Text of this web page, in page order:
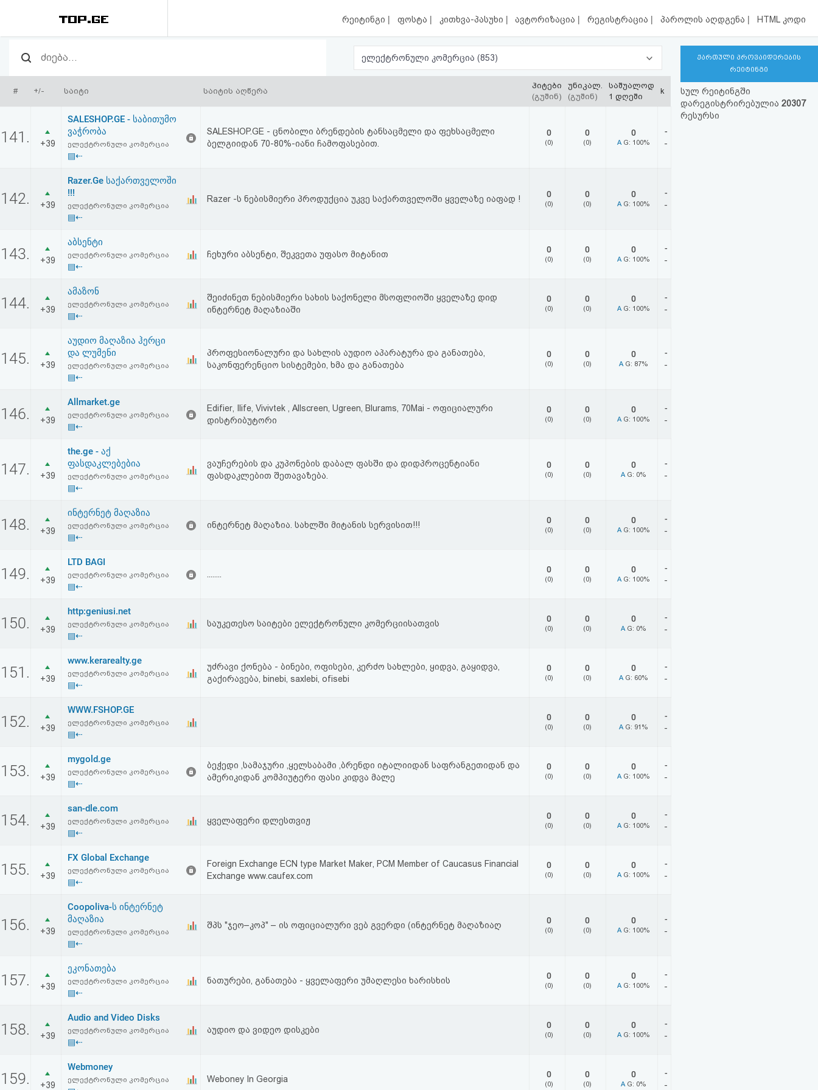
რეიტინგი | ფოსტა | კითხვა-პასუხი | ავტორიზაცია | რეგისტრაცია | პაროლის აღდგენა | HTML კოდი
რეიტინგი
(მთავარი)
ფოსტა
კითხვა-
ავტორიზაცია
პაროლის
HTML
სალიცენზიო
და
ელექტრონული კომერცია (853)
# +/- საიტი საიტის აღწერა
ჰიტები
(გუშინ)
უნიკალ.
(გუშინ)
საშუალოდ
1 დღეში
k
141. +39
SALESHOP.GE - საბითუმო
ვაჭრობა
ელექტრონული კომერცია
▤⇠
SALESHOP.GE - ცნობილი ბრენდების ტანსაცმელი და ფეხსაცმელი
ბელგიიდან 70-80%-იანი ჩამოფასებით.
0
(0)
0
(0)
0
A G: 100%
-
-
142. +39
Razer.Ge საქართველოში
!!!
ელექტრონული კომერცია
▤⇠
Razer -ს ნებისმიერი პროდუქცია უკვე საქართველოში ყველაზე იაფად ! 0
(0)
0
(0)
0
A G: 100%
-
-
143. +39
აბსენტი
ელექტრონული კომერცია
▤⇠
ჩეხური აბსენტი, შეკვეთა უფასო მიტანით 0
(0)
0
(0)
0
A G: 100%
-
-
144. +39
ამაზონ
ელექტრონული კომერცია
▤⇠
შეიძინეთ ნებისმიერი სახის საქონელი მსოფლიოში ყველაზე დიდ
ინტერნეტ მაღაზიაში
0
(0)
0
(0)
0
A G: 100%
-
-
145. +39
აუდიო მაღაზია ჰერცი
და ლუმენი
ელექტრონული კომერცია
▤⇠
პროფესიონალური და სახლის აუდიო აპარატურა და განათება,
საკონფერენციო სისტემები, ხმა და განათება
0
(0)
0
(0)
0
A G: 87%
-
-
146. +39
Allmarket.ge
ელექტრონული კომერცია
▤⇠
Edifier, Ilife, Vivivtek , Allscreen, Ugreen, Blurams, 70Mai - ოფიციალური
დისტრიბუტორი
0
(0)
0
(0)
0
A G: 100%
-
-
147. +39
the.ge - აქ
ფასდაკლებებია
ელექტრონული კომერცია
▤⇠
ვაუჩერების და კუპონების დაბალ ფასში და დიდპროცენტიანი
ფასდაკლებით შეთავაზება.
0
(0)
0
(0)
0
A G: 0%
-
-
148. +39
ინტერნეტ მაღაზია
ელექტრონული კომერცია
▤⇠
ინტერნეტ მაღაზია. სახლში მიტანის სერვისით!!! 0
(0)
0
(0)
0
A G: 100%
-
-
149. +39
LTD BAGI
ელექტრონული კომერცია
▤⇠
0
(0)
0
(0)
0
A G: 100%
-
-
150. +39
http:geniusi.net
ელექტრონული კომერცია
▤⇠
საუკეთესო საიტები ელექტრონული კომერციისათვის 0
(0)
0
(0)
0
A G: 0%
-
-
151. +39
www.kerarealty.ge
ელექტრონული კომერცია
▤⇠
უძრავი ქონება - ბინები, ოფისები, კერძო სახლები, ყიდვა, გაყიდვა,
გაქირავება, binebi, saxlebi, ofisebi
0
(0)
0
(0)
0
A G: 60%
-
-
152. +39
WWW.FSHOP.GE
ელექტრონული კომერცია
▤⇠
0
(0)
0
(0)
0
A G: 91%
-
-
153. +39
mygold.ge
ელექტრონული კომერცია
▤⇠
ბეჭედი ,სამაჯური ,ყელსაბამი ,ბრენდი იტალიიდან საფრანგეთიდან და
ამერიკიდან კომპიუტერი ფასი კიდვა მალე
0
(0)
0
(0)
0
A G: 100%
-
-
154. +39
san-dle.com
ელექტრონული კომერცია
▤⇠
ყველაფერი დლესთვიჟ 0
(0)
0
(0)
0
A G: 100%
-
-
155. +39
FX Global Exchange
ელექტრონული კომერცია
▤⇠
Foreign Exchange ECN type Market Maker, PCM Member of Caucasus Financial
Exchange www.caufex.com
0
(0)
0
(0)
0
A G: 100%
-
-
156. +39
Coopoliva-ს ინტერნეტ
მაღაზია
ელექტრონული კომერცია
▤⇠
შპს "ჯეო–კოპ" – ის ოფიციალური ვებ გვერდი (ინტერნეტ მაღაზიაღ 0
(0)
0
(0)
0
A G: 100%
-
-
157. +39
ეკონათება
ელექტრონული კომერცია
▤⇠
ნათურები, განათება - ყველაფერი უმაღლესი ხარისხის 0
(0)
0
(0)
0
A G: 100%
-
-
158. +39
Audio and Video Disks
ელექტრონული კომერცია
▤⇠
აუდიო და ვიდეო დისკები 0
(0)
0
(0)
0
A G: 100%
-
-
159. +39
Webmoney
ელექტრონული კომერცია Weboney In Georgia 0
(0)
0
(0)
0
A G: 0%
-
-
ქართული პროვაიდერების
რეიტინგი
სულ რეიტინგში
დარეგისტრირებულია 20307
რესურსი